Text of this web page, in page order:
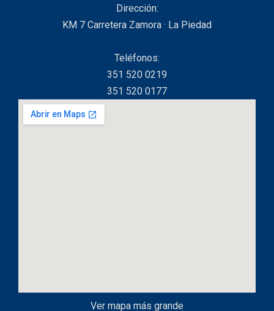
Dirección:
KM 7 Carretera Zamora · La Piedad
Teléfonos:
351 520 0219
351 520 0177
Ver mapa más grande